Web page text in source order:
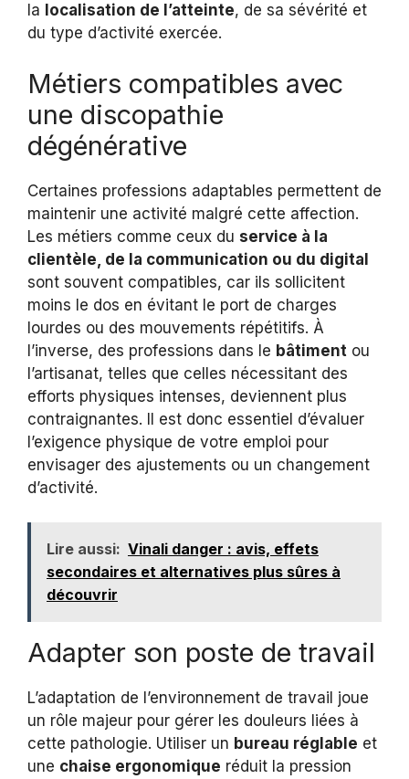
la localisation de l’atteinte, de sa sévérité et
du type d’activité exercée.
Métiers compatibles avec
une discopathie
dégénérative
Certaines professions adaptables permettent de
maintenir une activité malgré cette affection.
Les métiers comme ceux du service à la
clientèle, de la communication ou du digital
sont souvent compatibles, car ils sollicitent
moins le dos en évitant le port de charges
lourdes ou des mouvements répétitifs. À
l’inverse, des professions dans le bâtiment ou
l’artisanat, telles que celles nécessitant des
efforts physiques intenses, deviennent plus
contraignantes. Il est donc essentiel d’évaluer
l’exigence physique de votre emploi pour
envisager des ajustements ou un changement
d’activité.
Lire aussi: Vinali danger : avis, effets
secondaires et alternatives plus sûres à
découvrir
Adapter son poste de travail
L’adaptation de l’environnement de travail joue
un rôle majeur pour gérer les douleurs liées à
cette pathologie. Utiliser un bureau réglable et
une chaise ergonomique réduit la pression